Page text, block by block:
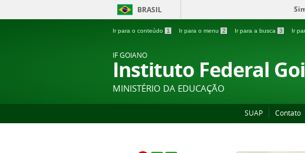
BRASIL
Ir para o conteúdo 1 Ir para o menu 2 Ir para a busca 3 Ir
IF GOIANO
Instituto Federal
MINISTÉRIO DA EDUCAÇÃO
SUAP Contato